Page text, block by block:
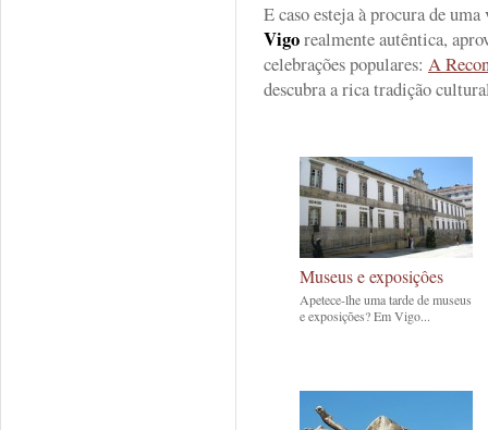
E caso esteja à procura de
Vigorealmente autêntica,
celebrações populares: A
descubra a rica tradição
Museus e exposiçôes
Apetece-lhe uma tarde de museus
e exposições? Em Vigo...